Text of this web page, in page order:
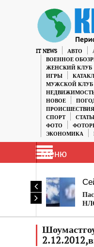
IT NEWS АВТО
ВОЕННОЕ
ЖЕНСКИЙ КЛУБ
ИГРЫ
МУЖСКОЙ КЛУБ
НОВОЕ
ПРОИСШЕСТВИЯ
СПОРТ
ФОТО
ЭКОНОМИКА
Меню